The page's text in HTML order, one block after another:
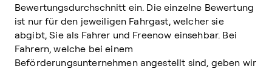
Bewertungsdurchschnitt ein. Die einzelne Bewertung
ist nur für den jeweiligen Fahrgast, welcher sie
abgibt, Sie als Fahrer und Freenow einsehbar. Bei
Fahrern, welche bei einem
Beförderungsunternehmen angestellt sind, geben wir